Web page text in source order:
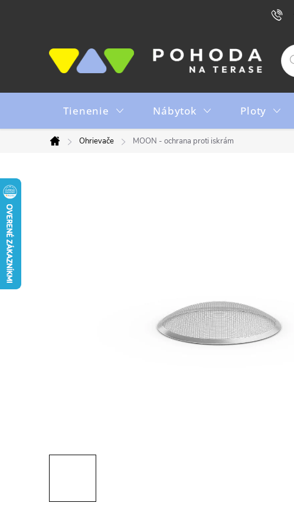
Tienenie Nábytok Ploty
Domov
Ohrievače MOON - ochrana proti iskrám